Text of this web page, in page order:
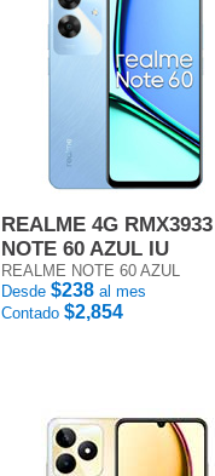
REALME 4G RMX3933
NOTE 60 AZUL IU
REALME NOTE 60 AZUL
Desde $238 al mes
Contado $2,854